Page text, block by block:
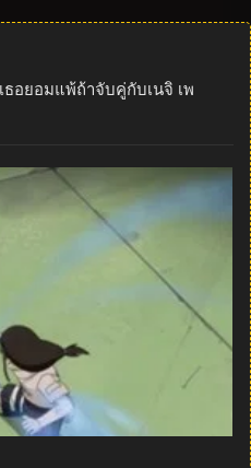
ธอยอมแพ้ถ้าจับคู่กับเนจิ เพ